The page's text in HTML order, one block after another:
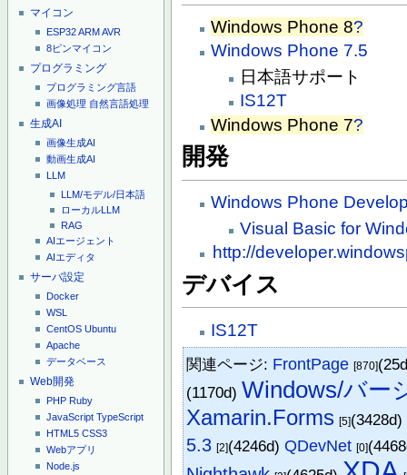
マイコン
ESP32ARMAVR
8ピンマイコン
プログラミング
プログラミング言語
画像処理 自然言語処理
生成AI
画像生成AI
動画生成AI
LLM
LLM/モデル/日本語
ローカルLLM
RAG
AIエージェント
AIエディタ
サーバ設定
Docker
WSL
CentOS Ubuntu
Apache
データベース
Web開発
PHP Ruby
JavaScript TypeScript
HTML5 CSS3
Webアプリ
Node.js
Windows Phone 8?
Windows Phone 7.5
日本語サポート
IS12T
Windows Phone 7?
開発
Windows Phone
Visual Basic for
http://
デバイス
IS12T
関連ページ: FrontPage [870]
(1170d) Windows/バー
Xamarin.Forms [5](3428d)
5.3 [2](4246d)QDevNet [0]